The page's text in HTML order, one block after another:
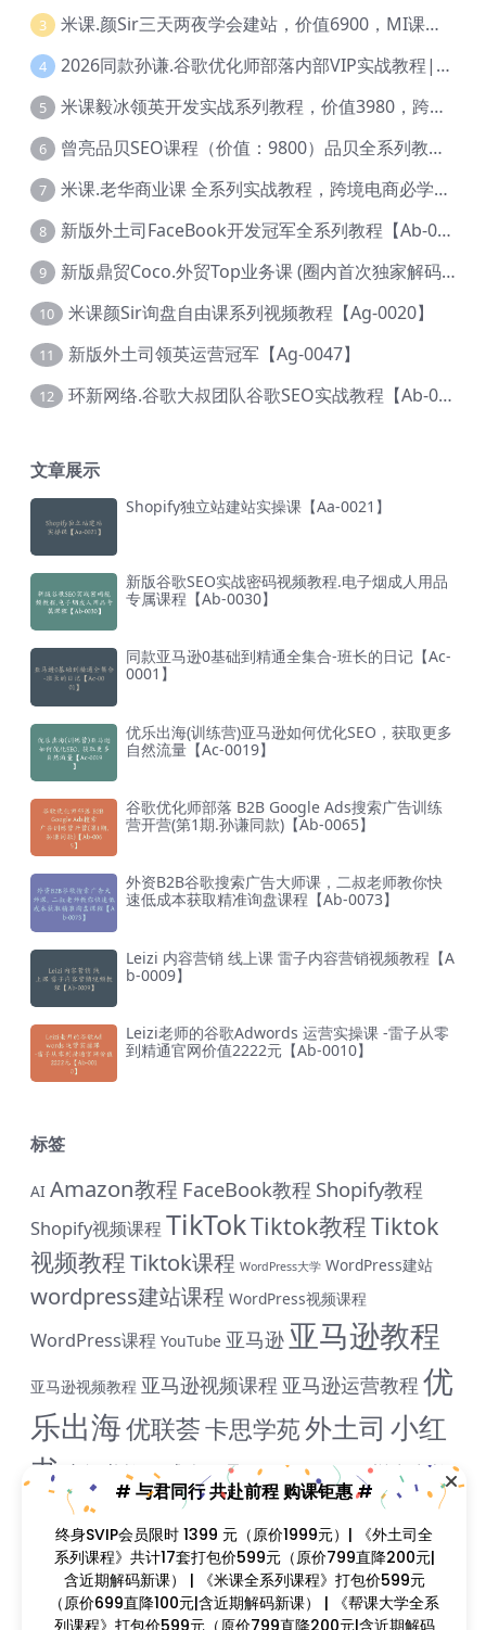
3 米课.颜Sir三天两夜学会建站，价值6900，MI课甄选课程 【Ag-0055】
4 2026同款孙谦.谷歌优化师部落内部VIP实战教程|价值4999元全网独家解码（官方报名版本）【@034】
5 米课毅冰领英开发实战系列教程，价值3980，跨境必选【Ag-0049】
6 曾亮品贝SEO课程（价值：9800）品贝全系列教程 【Ab-0022】
7 米课.老华商业课 全系列实战教程，跨境电商必学，价值16900元【Ag-0053】
8 新版外土司FaceBook开发冠军全系列教程【Ab-0021】
9 新版鼎贸Coco.外贸Top业务课 (圈内首次独家解码|460节课)【Ag-0091】
10 米课颜Sir询盘自由课系列视频教程【Ag-0020】
11 新版外土司领英运营冠军【Ag-0047】
12 环新网络.谷歌大叔团队谷歌SEO实战教程【Ab-0024】
文章展示
Shopify独立站建站实操课【Aa-0021】
新版谷歌SEO实战密码视频教程.电子烟成人用品
专属课程【Ab-0030】
同款亚马逊0基础到精通全集合-班长的日记【Ac-
0001】
优乐出海(训练营)亚马逊如何优化SEO，获取更多
自然流量【Ac-0019】
谷歌优化师部落 B2B Google Ads搜索广告训练
营开营(第1期.孙谦同款)【Ab-0065】
外资B2B谷歌搜索广告大师课，二叔老师教你快
速低成本获取精准询盘课程【Ab-0073】
Leizi 内容营销 线上课 雷子内容营销视频教程【A
b-0009】
Leizi老师的谷歌Adwords 运营实操课 -雷子从零
到精通官网价值2222元【Ab-0010】
标签
AI Amazon教程 FaceBook教程 Shopify教程
Shopify视频课程TikTokTiktok教程Tiktok
视频教程Tiktok课程 WordPress大学 WordPress建站
wordpress建站课程 WordPress视频课程
WordPress课程 YouTube 亚马逊 亚马逊教程
亚马逊视频教程 亚马逊视频课程 亚马逊运营教程 优
乐出海优联荟卡思学苑外土司 小红
书 小红书教程 成人用品 抖音教程 拼多多 拼多多教
淘宝教程 米课
ADS教程谷歌SEO教程 谷歌SEO课程 谷歌运用教程
境B哥 阿里国际站雨课网雷子教程 颜Sir 飞橙教育
# 与君同行 共赴前程 购课钜惠 #
终身SVIP会员限时 1399 元（原价1999元）| 《外土司全
系列课程》共计17套打包价599元（原价799直降200元|
含近期解码新课） | 《米课全系列课程》打包价599元
（原价699直降100元|含近期解码新课） | 《帮课大学全系
列课程》打包价599元（原价799直降200元|含近期解码